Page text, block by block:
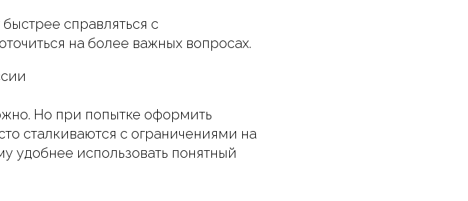
справляться с
на более важных вопросах.
Но при попытке оформить
сталкиваются с ограничениями на
удобнее использовать понятный